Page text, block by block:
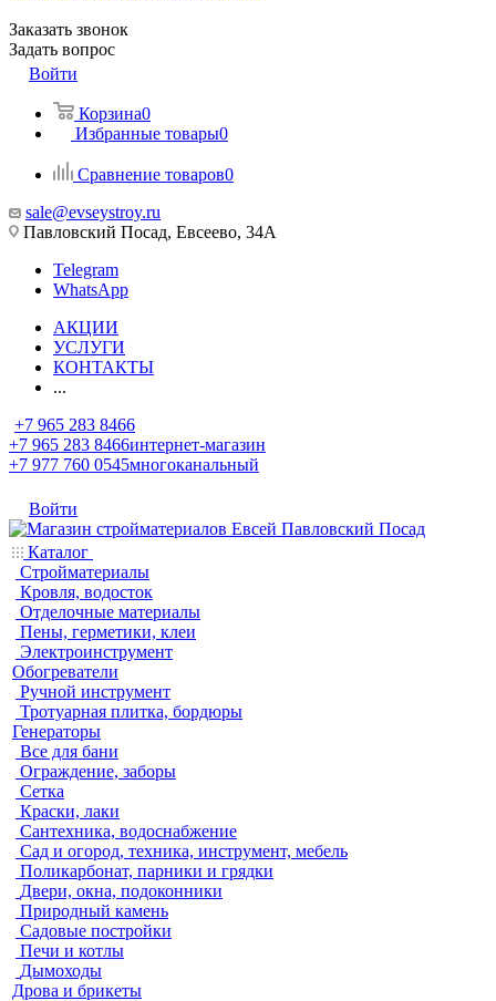
Заказать звонок
Задать вопрос
Войти
Корзина0
Избранные товары0
Сравнение товаров0
sale@evseystroy.ru
Павловский Посад, Евсеево, 34А
Telegram
WhatsApp
АКЦИИ
УСЛУГИ
КОНТАКТЫ
...
+7 965 283 8466
+7 965 283 8466интернет-магазин
+7 977 760 0545многоканальный
Войти
Каталог
Стройматериалы
Кровля, водосток
Отделочные материалы
Пены, герметики, клеи
Электроинструмент
Обогреватели
Ручной инструмент
Тротуарная плитка, бордюры
Генераторы
Все для бани
Ограждение, заборы
Сетка
Краски, лаки
Сантехника, водоснабжение
Сад и огород, техника, инструмент, мебель
Поликарбонат, парники и грядки
Двери, окна, подоконники
Природный камень
Садовые постройки
Печи и котлы
Дымоходы
Дрова и брикеты